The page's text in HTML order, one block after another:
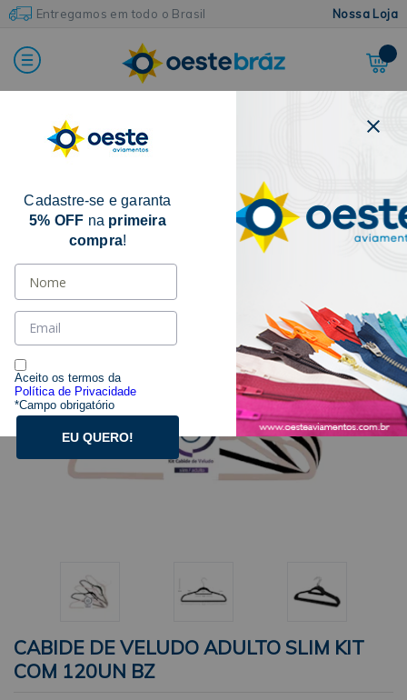
Entregamos em todo o Brasil Nossa Loja
Armarinhos e Acessórios
CABIDE DE VELUDO ADULTO SLIM KIT
COM 120UN BZ
Cadastre-se e garanta
5% OFF na primeira
compra!
Aceito os termos da
Política de Privacidade
*Campo obrigatório
EU QUERO!